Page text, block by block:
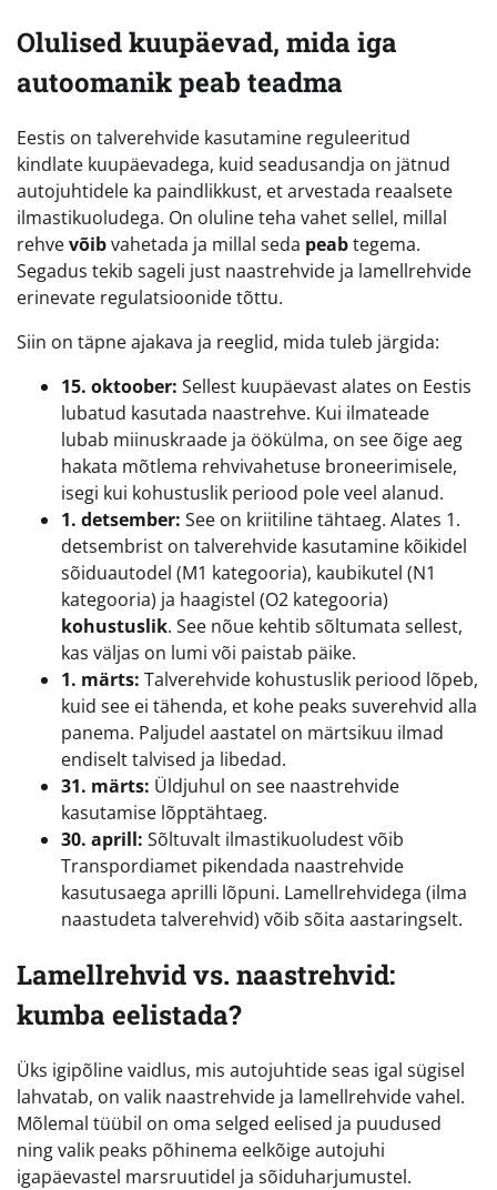
Olulised kuupäevad, mida iga
autoomanik peab teadma
Eestis on talverehvide kasutamine reguleeritud
kindlate kuupäevadega, kuid seadusandja on jätnud
autojuhtidele ka paindlikkust, et arvestada reaalsete
ilmastikuoludega. On oluline teha vahet sellel, millal
rehvevõibvahetada ja millal seda peabtegema.
Segadus tekib sageli just naastrehvide ja lamellrehvide
erinevate regulatsioonide tõttu.
Siin on täpne ajakava ja reeglid, mida tuleb järgida:
15. oktoober: Sellest kuupäevast alates on Eestis
lubatud kasutada naastrehve. Kui ilmateade
lubab miinuskraade ja öökülma, on see õige aeg
hakata mõtlema rehvivahetuse broneerimisele,
isegi kui kohustuslik periood pole veel alanud.
1. detsember: See on kriitiline tähtaeg. Alates 1.
detsembrist on talverehvide kasutamine kõikidel
sõiduautodel (M1 kategooria), kaubikutel (N1
kategooria) ja haagistel (O2 kategooria)
kohustuslik. See nõue kehtib sõltumata sellest,
kas väljas on lumi või paistab päike.
1. märts: Talverehvide kohustuslik periood lõpeb,
kuid see ei tähenda, et kohe peaks suverehvid alla
panema. Paljudel aastatel on märtsikuu ilmad
endiselt talvised ja libedad.
31. märts: Üldjuhul on see naastrehvide
kasutamise lõpptähtaeg.
30. aprill: Sõltuvalt ilmastikuoludest võib
Transpordiamet pikendada naastrehvide
kasutusaega aprilli lõpuni. Lamellrehvidega (ilma
naastudeta talverehvid) võib sõita aastaringselt.
Lamellrehvid vs. naastrehvid:
kumba eelistada?
Üks igipõline vaidlus, mis autojuhtide seas igal sügisel
lahvatab, on valik naastrehvide ja lamellrehvide vahel.
Mõlemal tüübil on oma selged eelised ja puudused
ning valik peaks põhinema eelkõige autojuhi
igapäevastel marsruutidel ja sõiduharjumustel.